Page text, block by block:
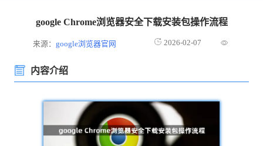
google Chrome浏览器安全下载安装包操作流程
来源：google浏览器官网 2026-02-07
内容介绍